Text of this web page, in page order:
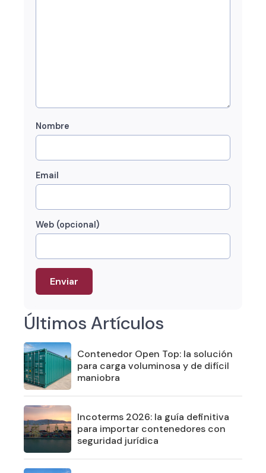
Nombre
Email
Web (opcional)
Últimos Artículos
Contenedor Open Top: la solución
para carga voluminosa y de difícil
maniobra
Incoterms 2026: la guía definitiva
para importar contenedores con
seguridad jurídica